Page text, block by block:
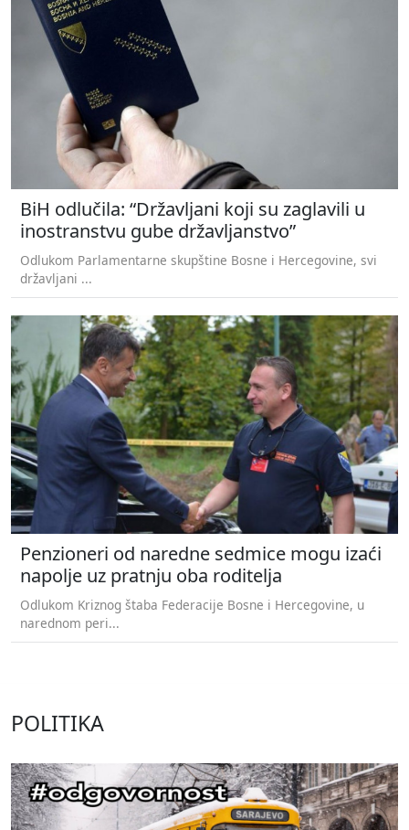
BiH odlučila: “Državljani koji su zaglavili u
inostranstvu gube državljanstvo”
Odlukom Parlamentarne skupštine Bosne i Hercegovine, svi
državljani ...
Penzioneri od naredne sedmice mogu izaći
napolje uz pratnju oba roditelja
Odlukom Kriznog štaba Federacije Bosne i Hercegovine, u
narednom peri...
POLITIKA